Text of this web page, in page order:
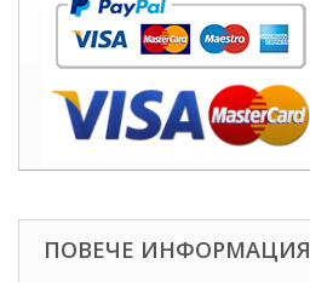
ПОВЕЧЕ ИНФОРМАЦИЯ